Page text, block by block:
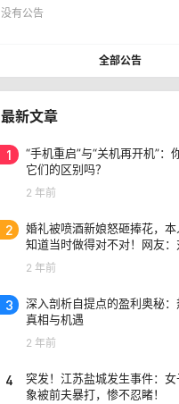
没有公告
全部公告
最新文章
1
“手机重启”与“关机再开机”：
它们的区别吗？
2 年前
2
婚礼被喷酒新娘怒砸捧花，
知道当时做得对不对！网友：
2 年前
3
深入剖析自提点的盈利奥秘
真相与机遇
2 年前
4
突发！江苏盐城发生事件：
象被前夫暴打，惨不忍睹！